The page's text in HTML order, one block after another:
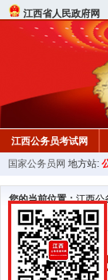
江西省人民政府网
江西公务员考试网
行测真题 在线咨
国家公务员网 地方站:
您的当前位置：江西公